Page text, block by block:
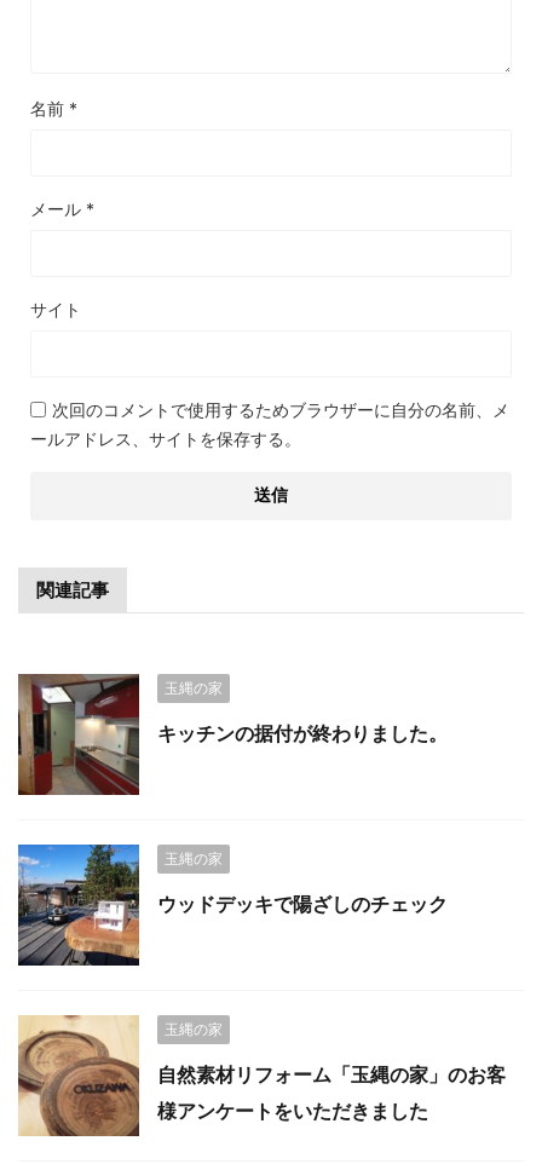
名前 *
メール *
サイト
次回のコメントで使用するためブラウザーに自分の名前、メ
ールアドレス、サイトを保存する。
関連記事
玉縄の家
キッチンの据付が終わりました。
玉縄の家
ウッドデッキで陽ざしのチェック
玉縄の家
自然素材リフォーム「玉縄の家」のお客
様アンケートをいただきました